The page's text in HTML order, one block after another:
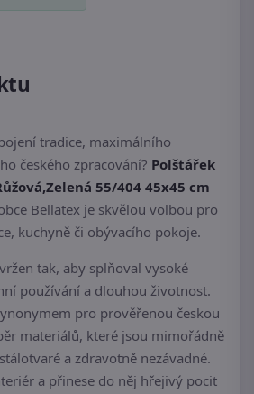
tradice, maximálního
českého zpracování? Polštářek
55/404 45x45 cm
Bellatex je skvělou volbou pro
kuchyně či obývacího pokoje.
tak, aby splňoval vysoké
používání a dlouhou životnost.
pro prověřenou českou
materiálů, které jsou mimořádně
a zdravotně nezávadné.
a přinese do něj hřejivý pocit